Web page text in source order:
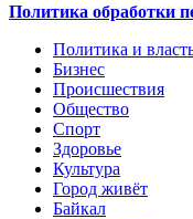
Политика обработки
Политика и
Бизнес
Происшествия
Общество
Cпорт
Здоровье
Культура
Город живёт
Байкал